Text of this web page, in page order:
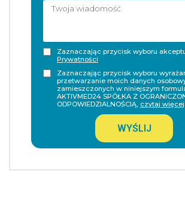
Zaznaczając przycisk wyboru
Prywatności
Zaznaczając przycisk wyboru
przetwarzanie moich danych
zamieszczonych w niniejszym
AKTIVMED24 SPÓŁKA Z
ODPOWIEDZIALNOŚCIĄ, czytaj więcej
WYŚLIJ